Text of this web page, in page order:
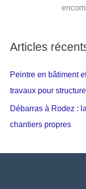
Articles
Peintre en bâtiment
travaux pour
Débarras à Rodez :
chantiers propres